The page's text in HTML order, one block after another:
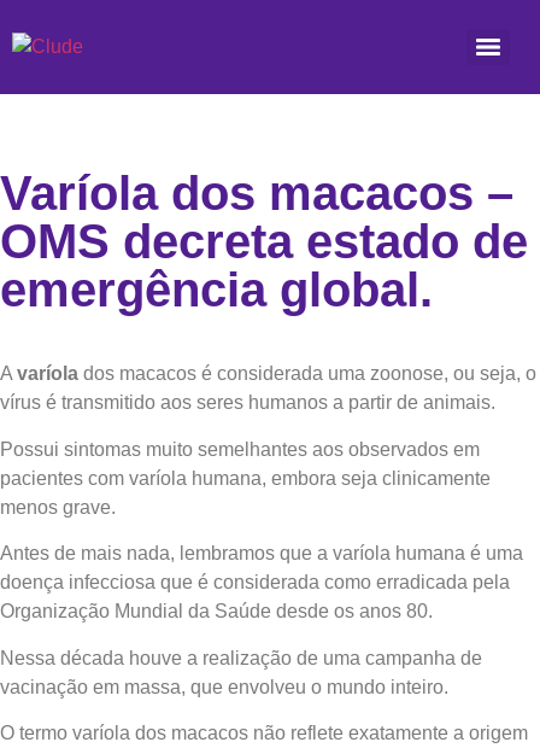
Varíola dos macacos –
OMS decreta estado de
emergência global.
A varíola dos macacos é considerada uma zoonose, ou seja, o
vírus é transmitido aos seres humanos a partir de animais.
Possui sintomas muito semelhantes aos observados em
pacientes com varíola humana, embora seja clinicamente
menos grave.
Antes de mais nada, lembramos que a varíola humana é uma
doença infecciosa que é considerada como erradicada pela
Organização Mundial da Saúde desde os anos 80.
Nessa década houve a realização de uma campanha de
vacinação em massa, que envolveu o mundo inteiro.
O termo varíola dos macacos não reflete exatamente a origem